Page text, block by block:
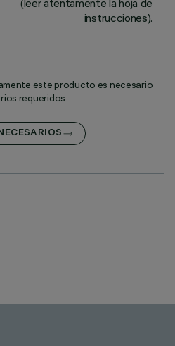
(leer atentamente la hoja de
instrucciones).
este producto es necesario
requeridos